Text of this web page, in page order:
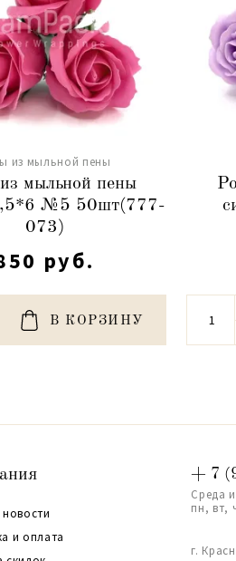
из мыльной пены
мыльной пены
№5 50шт(777-
073)
руб.
В КОРЗИНУ
и оплата
+ 7
Среда
пн, вт,
г.